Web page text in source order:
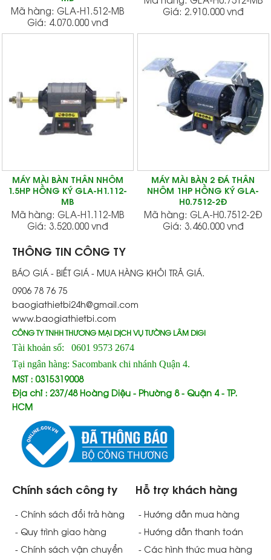
Mã hàng: GLA-H1.512-MB
Giá: 4.070.000 vnđ
Giá:2.910.000 vnđ
MÁY MÀI BÀN THÂN NHÔM
1.5HP HỒNG KÝ GLA-H1.112-
MB
Mã hàng: GLA-H1.112-MB
Giá: 3.520.000 vnđ
MÁY MÀI BÀN 2 ĐÁ THÂN
NHÔM 1HP HỒNG KÝ GLA-
H0.7512-2Đ
Mã hàng: GLA-H0.7512-2Đ
Giá: 3.460.000 vnđ
THÔNG TIN CÔNG TY
BÁO GIÁ - BIẾT GIÁ - MUA HÀNG KHỎI TRẢ GIÁ.
0906 78 76 75
baogiathietbi24h@gmail.com
www.baogiathietbi.com
CÔNG TY TNHH THƯƠNG MẠI DỊCH VỤ TƯỜNG LÂM DIGI
Tài khoản số: 0601 9573 2674
Tại ngân hàng: Sacombank chi nhánh Quận 4.
MST : 0315319008
Địa chỉ : 237/48 Hoàng Diệu - Phường 8 - Quận 4 - TP.
HCM
Chính sách công ty
- Chính sách đổi trả hàng
- Quy trình giao hàng
- Chính sách vận chuyển
Hỗ trợ khách hàng
- Hướng dẫn mua hàng
- Hướng dẫn thanh toán
- Các hình thức mua hàng